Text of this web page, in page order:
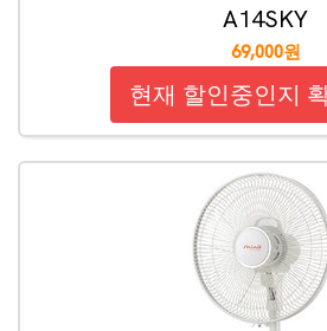
A14SKY
69,000원
현재 할인중인지